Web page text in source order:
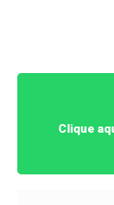
Clique